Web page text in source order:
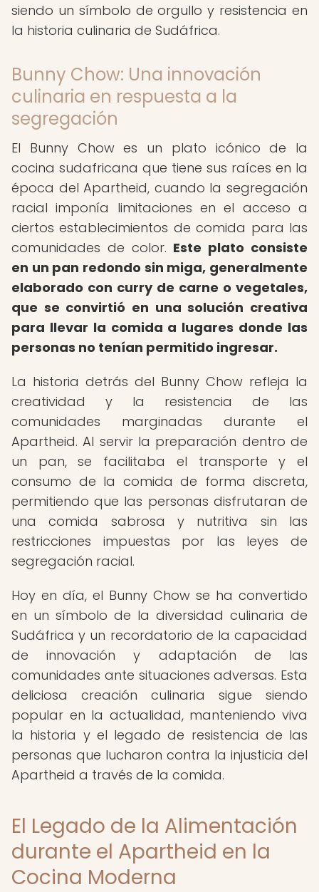
siendo un símbolo de orgullo y resistencia en
la historia culinaria de Sudáfrica.
Bunny Chow: Una innovación
culinaria en respuesta a la
segregación
El Bunny Chow es un plato icónico de la
cocina sudafricana que tiene sus raíces en la
época del Apartheid, cuando la segregación
racial imponía limitaciones en el acceso a
ciertos establecimientos de comida para las
comunidades de color. Este plato consiste
en un pan redondo sin miga, generalmente
elaborado con curry de carne o vegetales,
que se convirtió en una solución creativa
para llevar la comida a lugares donde las
personas no tenían permitido ingresar.
La historia detrás del Bunny Chow refleja la
creatividad y la resistencia de las
comunidades marginadas durante el
Apartheid. Al servir la preparación dentro de
un pan, se facilitaba el transporte y el
consumo de la comida de forma discreta,
permitiendo que las personas disfrutaran de
una comida sabrosa y nutritiva sin las
restricciones impuestas por las leyes de
segregación racial.
Hoy en día, el Bunny Chow se ha convertido
en un símbolo de la diversidad culinaria de
Sudáfrica y un recordatorio de la capacidad
de innovación y adaptación de las
comunidades ante situaciones adversas. Esta
deliciosa creación culinaria sigue siendo
popular en la actualidad, manteniendo viva
la historia y el legado de resistencia de las
personas que lucharon contra la injusticia del
Apartheid a través de la comida.
El Legado de la Alimentación
durante el Apartheid en la
Cocina Moderna